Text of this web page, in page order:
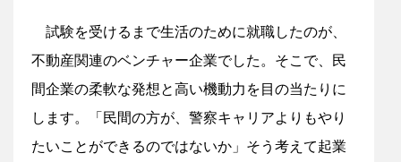
試験を受けるまで生活のために就職したのが、
不動産関連のベンチャー企業でした。そこで、民
間企業の柔軟な発想と高い機動力を目の当たりに
します。「民間の方が、警察キャリアよりもやり
たいことができるのではないか」そう考えて起業